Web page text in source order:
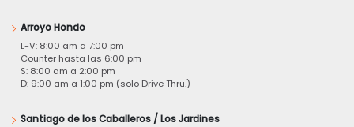
Arroyo Hondo
L-V: 8:00 am a 7:00 pm
Counter hasta las 6:00 pm
S: 8:00 am a 2:00 pm
D: 9:00 am a 1:00 pm (solo Drive Thru.)
Santiago de los Caballeros / Los Jardines